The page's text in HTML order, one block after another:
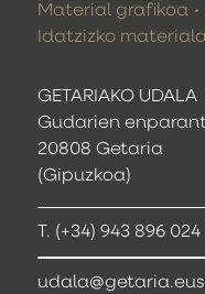
GETARIAKO UDALA
Gudarien
20808 Getaria
(Gipuzkoa)
T. (+34) 943 896 024
udala@getaria.eus
Material grafikoa
Idatzizko